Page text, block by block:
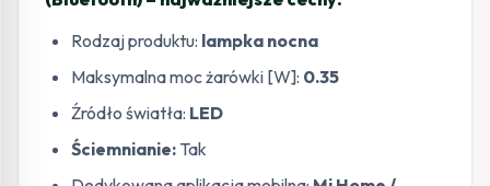
Rodzaj produktu: lampka nocna
Maksymalna moc żarówki [W]: 0.35
Źródło światła: LED
Ściemnianie: Tak